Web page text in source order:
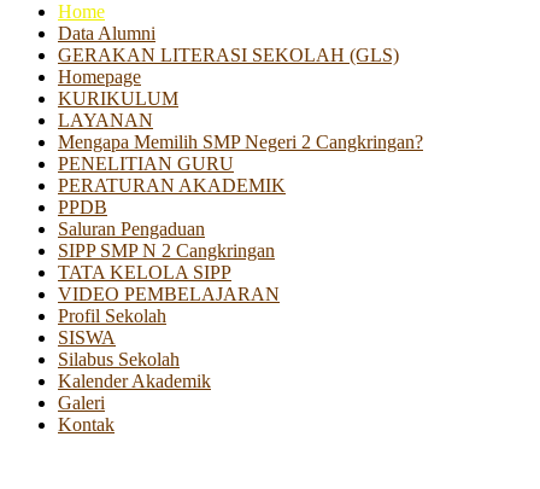
Home
Data Alumni
GERAKAN LITERASI SEKOLAH (GLS)
Homepage
KURIKULUM
LAYANAN
Mengapa Memilih SMP Negeri 2 Cangkringan?
PENELITIAN GURU
PERATURAN AKADEMIK
PPDB
Saluran Pengaduan
SIPP SMP N 2 Cangkringan
TATA KELOLA SIPP
VIDEO PEMBELAJARAN
Profil Sekolah
SISWA
Silabus Sekolah
Kalender Akademik
Galeri
Kontak